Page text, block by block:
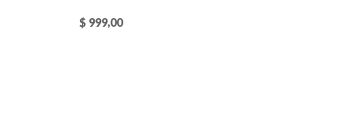
$999,00